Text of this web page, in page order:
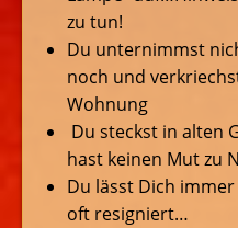
zu tun!
Du unternimmst
noch und
Wohnung
Du steckst in alten
hast keinen Mut zu
Du lässt Dich
oft resigniert…